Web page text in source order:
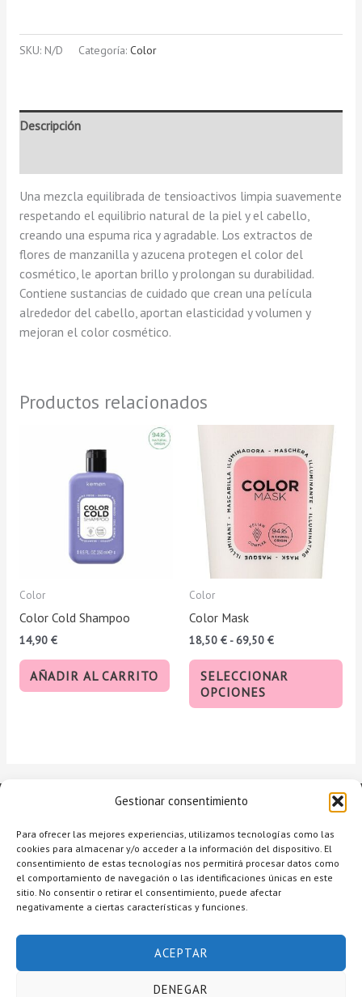
Gestionar consentimiento
Para ofrecer las mejores experiencias, utilizamos tecnologías como las
cookies para almacenar y/o acceder a la información del dispositivo. El
consentimiento de estas tecnologías nos permitirá procesar datos como
el comportamiento de navegación o las identificaciones únicas en este
sitio. No consentir o retirar el consentimiento, puede afectar
negativamente a ciertas características y funciones.
ACEPTAR
DENEGAR
SKU: N/D Categoría: Color
Descripción
Una mezcla equilibrada de tensioactivos limpia suavemente
respetando el equilibrio natural de la piel y el cabello,
creando una espuma rica y agradable. Los extractos de
flores de manzanilla y azucena protegen el color del
cosmético, le aportan brillo y prolongan su durabilidad.
Contiene sustancias de cuidado que crean una película
alrededor del cabello, aportan elasticidad y volumen y
mejoran el color cosmético.
Productos relacionados
Color
Color Cold Shampoo
14,90 €
AÑADIR AL CARRITO
Color
Color Mask
18,50 € - 69,50 €
de
precios:
18,50 €
hasta
69,50 €
SELECCIONAR
OPCIONES
Copyright © 2026 Raquel Alcolea Salón de Belleza
Accesibilidad